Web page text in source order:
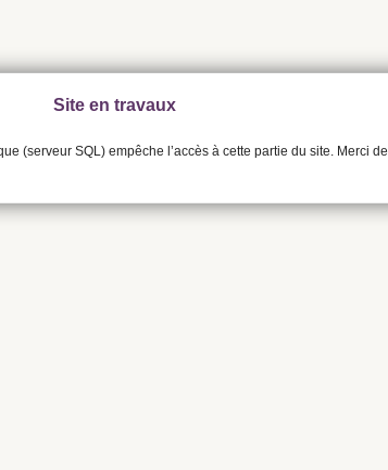
Site en travaux
(serveur SQL) empêche l’accès à cette partie du site. Merci de